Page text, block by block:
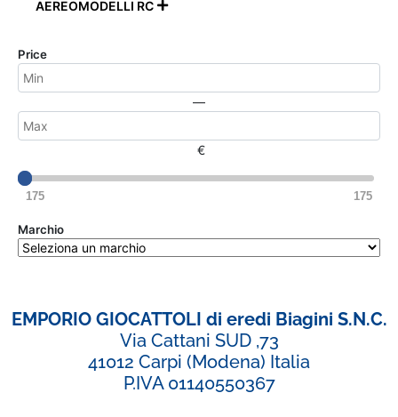
AEREOMODELLI RC 
Price
—
€
175 175
Marchio
EMPORIO GIOCATTOLI di eredi Biagini S.N.C.
Via Cattani SUD ,73
41012 Carpi (Modena) Italia
P.IVA 01140550367